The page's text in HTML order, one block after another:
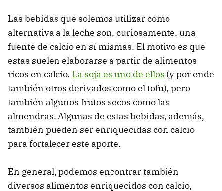
Las bebidas que solemos utilizar como
alternativa a la leche son, curiosamente, una
fuente de calcio en sí mismas. El motivo es que
estas suelen elaborarse a partir de alimentos
ricos en calcio. La soja es uno de ellos (y por ende
también otros derivados como el tofu), pero
también algunos frutos secos como las
almendras. Algunas de estas bebidas, además,
también pueden ser enriquecidas con calcio
para fortalecer este aporte.
En general, podemos encontrar también
diversos alimentos enriquecidos con calcio,